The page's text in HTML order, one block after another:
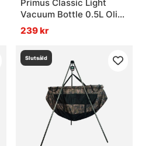
Primus Classic Light
Vacuum Bottle 0.5L Olive
Drab Green
239 kr
Slutsåld